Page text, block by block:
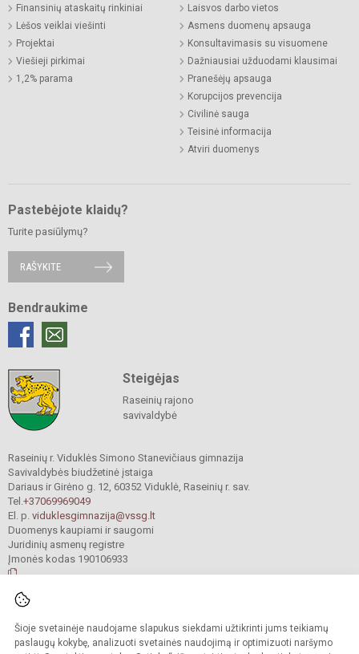
Šioje svetainėje naudojame slapukus siekdami užtikrinti jums teikiamų
paslaugų kokybę, analizuoti svetainės naudojimą ir optimizuoti naršymo
Finansinių ataskaitų rinkiniai
Lėšos veiklai viešinti
Projektai
Viešieji pirkimai
1,2% parama
Laisvos darbo vietos
Asmens duomenų apsauga
Konsultavimasis su visuomene
Dažniausiai užduodami klausimai
Pranešėjų apsauga
Korupcijos prevencija
Civilinė sauga
Teisinė informacija
Atviri duomenys
Pastebėjote klaidų?
Turite pasiūlymų?
RAŠYKITE
Bendraukime
Steigėjas
Raseinių rajono
savivaldybė
Raseinių r. Viduklės Simono Stanevičiaus gimnazija
Savivaldybės biudžetinė įstaiga
Dariaus ir Girėno g. 12, 60352 Viduklė, Raseinių r. sav.
Tel.+37069969049
El. p. viduklesgimnazija@vssg.lt
Duomenys kaupiami ir saugomi
Juridinių asmenų registre
Įmonės kodas 190106933
saugomos.
Kopijuoti turinį be raštiško gimnazijos sutikimo griežtai draudžiama.